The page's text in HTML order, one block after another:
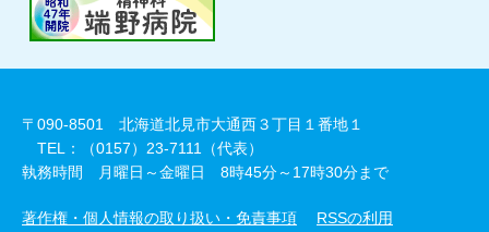
〒090-8501 北海道北見市大通西３丁目１番地１
TEL：（0157）23-7111（代表）
執務時間 月曜日～金曜日 8時45分～17時30分まで
著作権・個人情報の取り扱い・免責事項
RSSの利用